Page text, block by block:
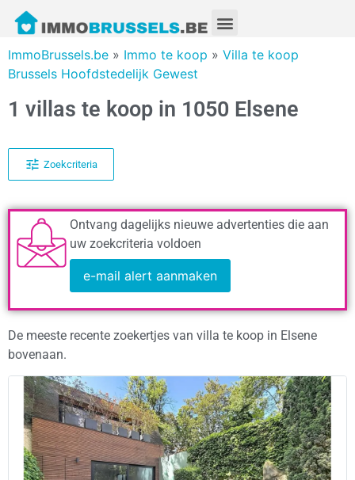
ImmoBrussels.be » Immo te koop » Villa te koop
Brussels Hoofdstedelijk Gewest
1 villas te koop in 1050 Elsene
Zoekcriteria
Ontvang dagelijks nieuwe advertenties die aan
uw zoekcriteria voldoen
e-mail alert aanmaken
De meeste recente zoekertjes van villa te koop in Elsene
bovenaan.